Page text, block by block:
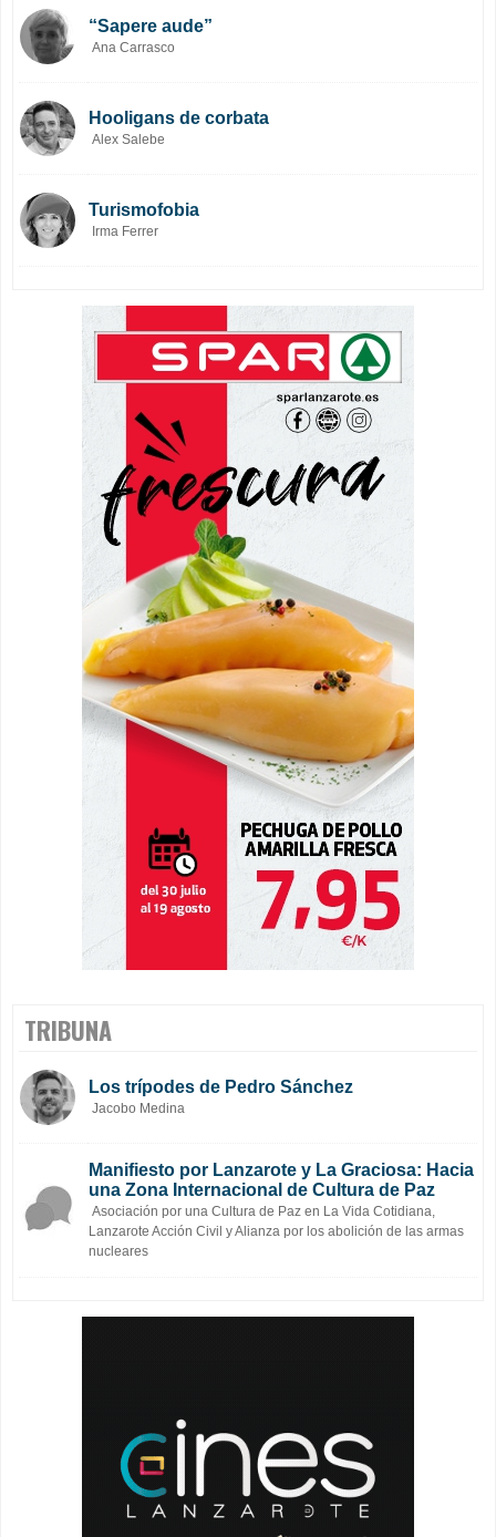
“Sapere aude”
Ana Carrasco
Hooligans de corbata
Alex Salebe
Turismofobia
Irma Ferrer
TRIBUNA
Los trípodes de Pedro Sánchez
Jacobo Medina
Manifiesto por Lanzarote y La Graciosa: Hacia
una Zona Internacional de Cultura de Paz
Asociación por una Cultura de Paz en La Vida Cotidiana,
Lanzarote Acción Civil y Alianza por los abolición de las armas
nucleares